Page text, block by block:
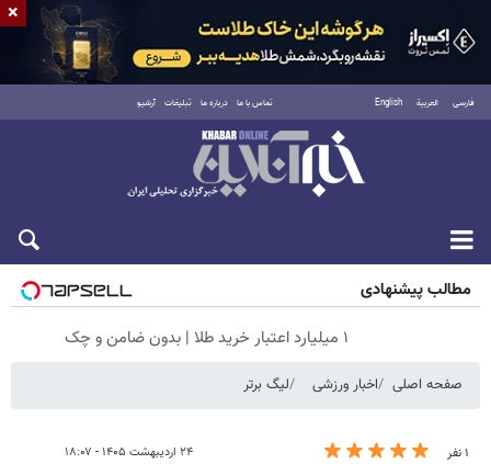
فارسی العربية English تماس با ما درباره ما تبلیغات آرشیو
شنبه ۱۷ مرداد ۱۴۰۵
مطالب پیشنهادی
۱ میلیارد اعتبار خرید طلا | بدون ضامن و چک
صفحه اصلی اخبار ورزشی لیگ برتر
۱ نفر ۲۴ اردیبهشت ۱۴۰۵ - ۱۸:۰۷
×